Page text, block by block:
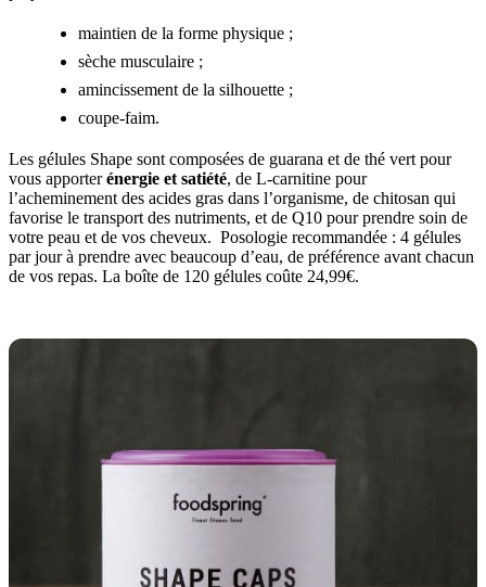
maintien de la forme physique ;
sèche musculaire ;
amincissement de la silhouette ;
coupe-faim.
Les gélules Shape sont composées de guarana et de thé vert pour
vous apporterénergie et satiété, de L-carnitine pour
l’acheminement des acides gras dans l’organisme, de chitosan qui
favorise le transport des nutriments, et de Q10 pour prendre soin de
votre peau et de vos cheveux. Posologie recommandée : 4 gélules
par jour à prendre avec beaucoup d’eau, de préférence avant chacun
de vos repas. La boîte de 120 gélules coûte 24,99€.